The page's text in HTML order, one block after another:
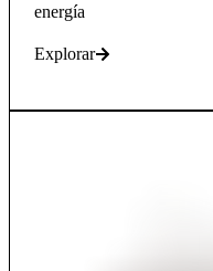
energía
Explorar